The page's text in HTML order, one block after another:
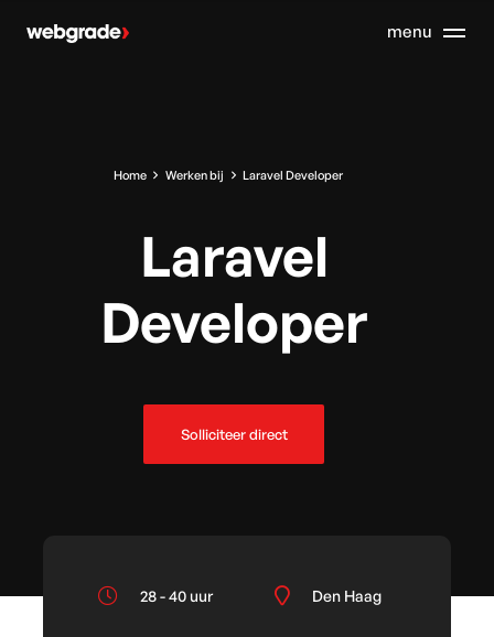
Home Werken bij Laravel Developer
Laravel
Developer
Solliciteer direct
28 - 40 uur Den Haag